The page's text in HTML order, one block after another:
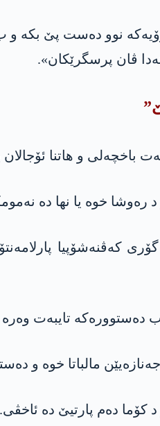
نوو دەست پێ بکە و
ڤان پرسگرێکان».
باخچەلی و هاتنا
رەوشا خوە یا نها دە
ب دەستوورەکە تایبەت
جەنازەیێن مالباتا
کۆما دەم پارتیێ دە ئاخڤی.